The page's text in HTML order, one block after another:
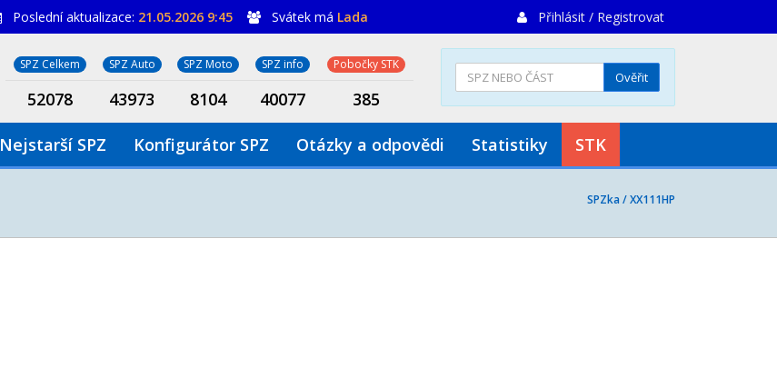
Poslední aktualizace: 21.05.2026 9:45 Svátek má Lada Přihlásit / Registrovat
SPZ Celkem SPZ Auto SPZ Moto SPZ info Pobočky STK
52078 43973 8104 40077 385
Ověřit
Nejstarší SPZ Konfigurátor SPZ Otázky a odpovědi Statistiky STK
SPZka /XX111HP